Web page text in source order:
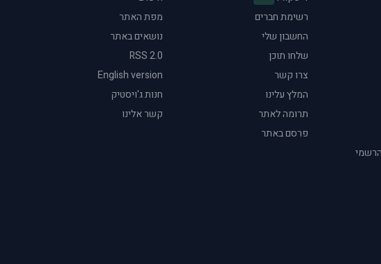
רשימת חברים
החשבון שלי
שלחו תוכן
צרו קשר
המלץ עלינו
תרומה לאתר
פרסם באתר
מפת האתר
נושאים באתר
RSS 2.0
English version
חנות ג'ויסטיק
קשר אלינו